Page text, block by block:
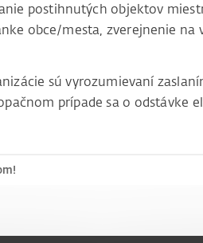
postihnutých objektov
obce/mesta, zverejnenie na
sú vyrozumievaní
prípade sa o odstávke